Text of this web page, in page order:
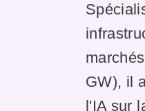
GW), il
l'IA sur